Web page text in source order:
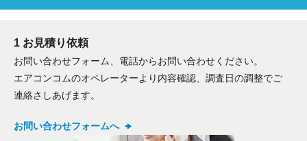
1 お見積り依頼
お問い合わせフォーム、電話からお問い合わせください。
エアコンコムのオペレーターより内容確認、調査日の調整でご
連絡さしあげます。
お問い合わせフォームへ